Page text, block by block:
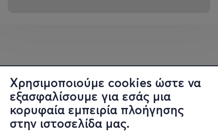
Χρησιμοποιούμε cookies ώστε να
εξασφαλίσουμε για εσάς μια
κορυφαία εμπειρία πλοήγησης
στην ιστοσελίδα μας.
στο Pallas Theater. Κάθε sticker θα δηλώνει το
προνόμιο που δικαιούνται τα members του Club Pallas.
€ WELCOME
VOUCHER